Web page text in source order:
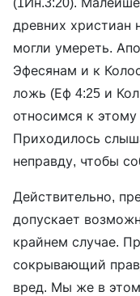
древних христиан
могли умереть.
Эфесянам и к
ложь (Еф 4:25 и
относимся к
Приходилось
неправду, чтобы
Действительно,
допускает
крайнем случае.
сокрывающий
вред. Мы же в